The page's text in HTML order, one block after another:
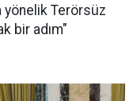
yönelik Terörsüz
bir adım"